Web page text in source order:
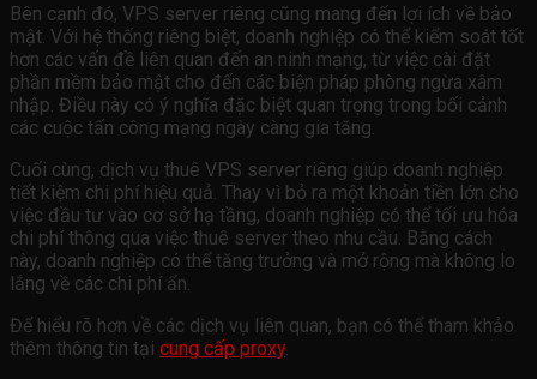
Bên cạnh đó, VPS server riêng cũng mang đến lợi ích về bảo
mật. Với hệ thống riêng biệt, doanh nghiệp có thể kiểm soát tốt
hơn các vấn đề liên quan đến an ninh mạng, từ việc cài đặt
phần mềm bảo mật cho đến các biện pháp phòng ngừa xâm
nhập. Điều này có ý nghĩa đặc biệt quan trọng trong bối cảnh
các cuộc tấn công mạng ngày càng gia tăng.
Cuối cùng, dịch vụ thuê VPS server riêng giúp doanh nghiệp
tiết kiệm chi phí hiệu quả. Thay vì bỏ ra một khoản tiền lớn cho
việc đầu tư vào cơ sở hạ tầng, doanh nghiệp có thể tối ưu hóa
chi phí thông qua việc thuê server theo nhu cầu. Bằng cách
này, doanh nghiệp có thể tăng trưởng và mở rộng mà không lo
lắng về các chi phí ẩn.
Để hiểu rõ hơn về các dịch vụ liên quan, bạn có thể tham khảo
thêm thông tin tại cung cấp proxy.